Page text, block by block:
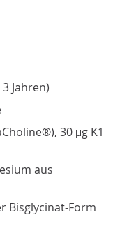
Jahren)
30 μg K1
aus
Bisglycinat-Form